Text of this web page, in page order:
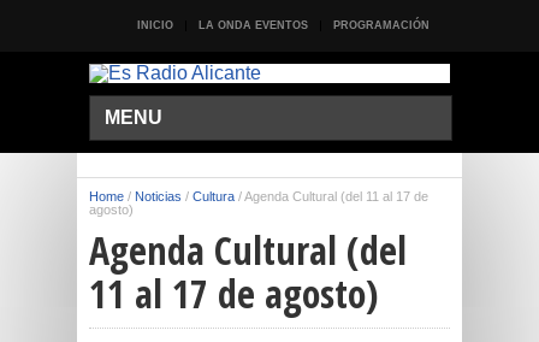
INICIO LA ONDA EVENTOS PROGRAMACIÓN
MENU
Home / Noticias / Cultura /Agenda Cultural (del 11 al 17 de
agosto)
Agenda Cultural (del
11 al 17 de agosto)